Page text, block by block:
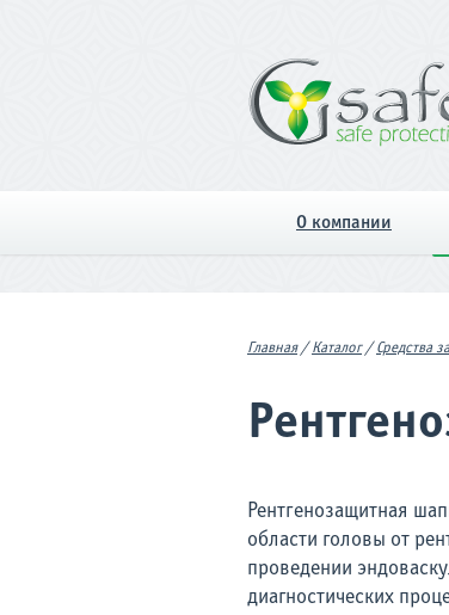
О компании
Главная/ Каталог/ Средства
Рентгенозащитная
области головы от
проведении
диагностических